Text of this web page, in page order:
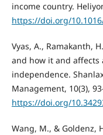
income country.
https://doi.org/
Vyas, A., Ramakanth,
and how it and affects
independence.
Management, 10(3),
https://doi.org/
Wang, M., & Goldenz,